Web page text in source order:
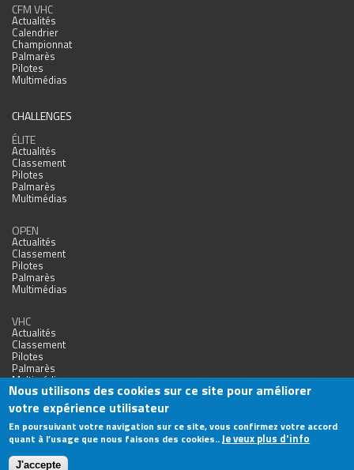
CFM VHC
Actualités
Calendrier
Championnat
Palmarès
Pilotes
Multimédias
CHALLENGES
ÉLITE
Actualités
Classement
Pilotes
Palmarès
Multimédias
OPEN
Actualités
Classement
Pilotes
Palmarès
Multimédias
VHC
Actualités
Classement
Pilotes
Palmarès
Multimédias
Agence Web Nîmes
Nous utilisons des cookies sur ce site pour améliorer
votre expérience utilisateur
En poursuivant votre navigation sur ce site, vous confirmez votre accord
quant à l’usage que nous faisons des cookies..Je veux plus d'info
J'accepte